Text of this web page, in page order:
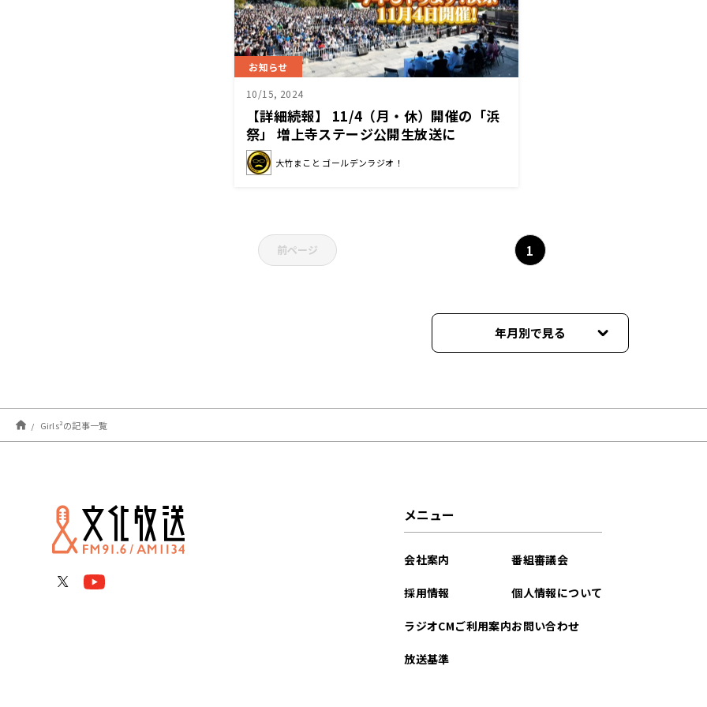
お知らせ
10/15, 2024
【詳細続報】 11/4（月・休）開催の「浜
祭」 増上寺ステージ公開生放送に
Girls²、光浦靖子の出演が追加決定！ 人
気番組の限定グッズ展開、事前特番放送
大竹まこと ゴールデンラジオ！
前ページ 1
年月別で見る
2025年08月
2025年07月
Girls²の記事一覧
メニュー
会社案内
採用情報
ラジオCMご利用案内
放送基準
番組審議会
個人情報について
お問い合わせ